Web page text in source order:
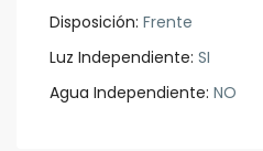
Disposición: Frente
Luz Independiente: SI
Agua Independiente: NO